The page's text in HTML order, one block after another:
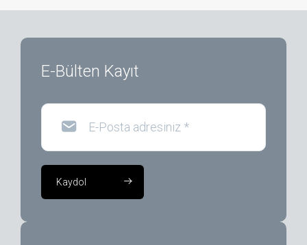
E-Bülten Kayıt
E-Posta adresiniz *
Kaydol